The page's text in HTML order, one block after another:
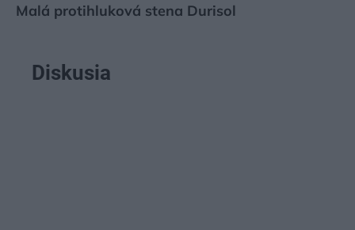
Malá protihluková stena Durisol
Diskusia